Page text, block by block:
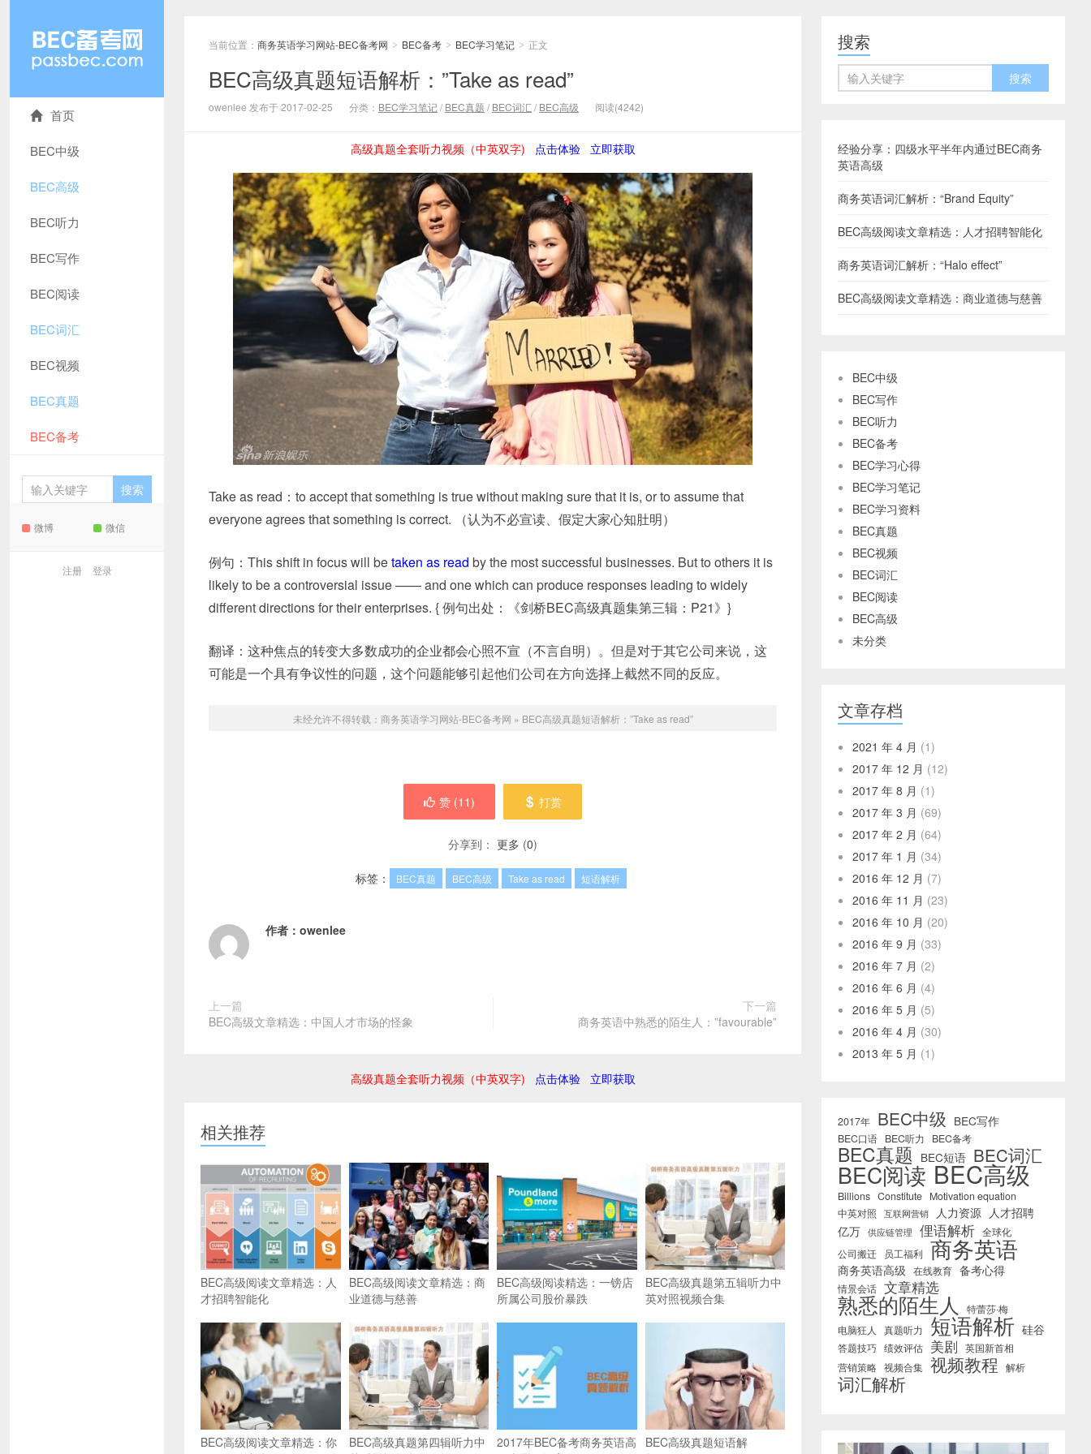
首页
BEC中级
BEC高级
BEC听力
BEC写作
BEC阅读
BEC词汇
BEC视频
BEC真题
BEC备考
微博 微信
注册 登录
当前位置： 商务英语学习网站-BEC备考网 > BEC备考 > BEC学习笔记 > 正文
BEC高级真题短语解析：”Take as read”
owenlee 发布于 2017-02-25 分类： BEC学习笔记/ BEC真题 / BEC词汇 / BEC高级 阅读(4242)
高级真题全套听力视频（中英双字) 点击体验 立即获取
Take as read：to accept that something is true without making sure that it is, or to assume that
everyone agrees that something is correct. （认为不必宣读、假定大家心知肚明）
例句：This shift in focus will betaken as read by the most successful businesses. But to others it is
likely to be a controversial issue —— and one which can produce responses leading to widely
different directions for their enterprises. { 例句出处：《剑桥BEC高级真题集第三辑：P21》}
翻译：这种焦点的转变大多数成功的企业都会心照不宣（不言自明）。但是对于其它公司来说，这
可能是一个具有争议性的问题，这个问题能够引起他们公司在方向选择上截然不同的反应。
未经允许不得转载： 商务英语学习网站-BEC备考网 » BEC高级真题短语解析：”Take as read”
赞 (11) 打赏
分享到： 更多 (0)
标签： BEC真题 BEC高级 Take as read 短语解析
作者： owenlee
上一篇
BEC高级文章精选：中国人才市场的怪象
下一篇
商务英语中熟悉的陌生人：”favourable”
高级真题全套听力视频（中英双字) 点击体验 立即获取
相关推荐
BEC高级阅读文章精选：人
才招聘智能化
BEC高级阅读文章精选：商
业道德与慈善
BEC高级阅读精选：一镑店
所属公司股价暴跌
BEC高级真题第五辑听力中
英对照视频合集
BEC高级阅读文章精选：你
BEC高级真题第四辑听力中
2017年BEC备考商务英语高
BEC高级真题短语解
搜索
经验分享：四级水平半年内通过BEC商务
英语高级
商务英语词汇解析：“Brand Equity”
BEC高级阅读文章精选：人才招聘智能化
商务英语词汇解析：“Halo effect”
BEC高级阅读文章精选：商业道德与慈善
BEC中级
BEC写作
BEC听力
BEC备考
BEC学习心得
BEC学习笔记
BEC学习资料
BEC真题
BEC视频
BEC词汇
BEC阅读
BEC高级
未分类
文章存档
2021 年 4 月 (1)
2017 年 12 月 (12)
2017 年 8 月 (1)
2017 年 3 月 (69)
2017 年 2 月 (64)
2017 年 1 月 (34)
2016 年 12 月 (7)
2016 年 11 月 (23)
2016 年 10 月 (20)
2016 年 9 月 (33)
2016 年 7 月 (2)
2016 年 6 月 (4)
2016 年 5 月 (5)
2016 年 4 月 (30)
2013 年 5 月 (1)
2017年 BEC中级 BEC写作
BEC口语 BEC听力 BEC备考
BEC真题 BEC短语 BEC词汇
BEC阅读 BEC高级
Billions Constitute Motivation equation
中英对照
互联网营销 人力资源 人才招聘
亿万 供应链管理 俚语解析 全球化
公司搬迁
员工福利 商务英语
商务英语高级 在线教育 备考心得
情景会话 文章精选
熟悉的陌生人
特蕾莎·梅
电脑狂人
真题听力 短语解析 硅谷
答题技巧 绩效评估 美剧 英国新首相
营销策略 视频合集 视频教程 解析
词汇解析